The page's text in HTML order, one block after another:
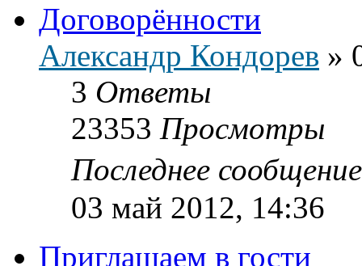
Договорённости
Александр Кондорев »
3 Ответы
23353 Просмотры
Последнее
03 май 2012, 14:36
Приглашаем в гости